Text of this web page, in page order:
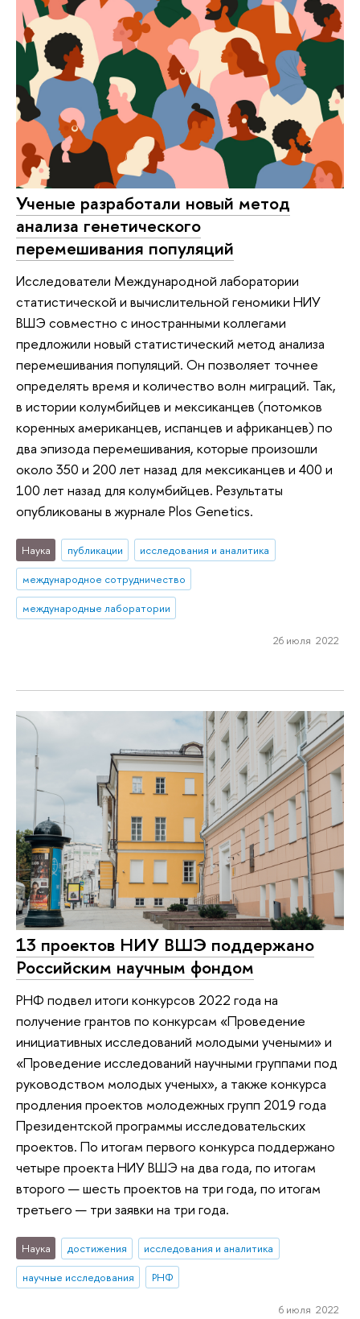
Ученые разработали новый метод
анализа генетического
перемешивания популяций
Исследователи Международной лаборатории
статистической и вычислительной геномики НИУ
ВШЭ совместно с иностранными коллегами
предложили новый статистический метод анализа
перемешивания популяций. Он позволяет точнее
определять время и количество волн миграций. Так,
в истории колумбийцев и мексиканцев (потомков
коренных американцев, испанцев и африканцев) по
два эпизода перемешивания, которые произошли
около 350 и 200 лет назад для мексиканцев и 400 и
100 лет назад для колумбийцев. Результаты
опубликованы в журнале Plos Genetics.
Наука публикации
исследования и аналитика
международное сотрудничество
международные лаборатории
26 июля 2022
13 проектов НИУ ВШЭ поддержано
Российским научным фондом
РНФ подвел итоги конкурсов 2022 года на
получение грантов по конкурсам «Проведение
инициативных исследований молодыми учеными» и
«Проведение исследований научными группами под
руководством молодых ученых», а также конкурса
продления проектов молодежных групп 2019 года
Президентской программы исследовательских
проектов. По итогам первого конкурса поддержано
четыре проекта НИУ ВШЭ на два года, по итогам
второго — шесть проектов на три года, по итогам
третьего — три заявки на три года.
Наука достижения
исследования и аналитика
научные исследования
РНФ
6 июля 2022